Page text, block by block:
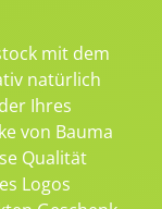
mit dem
natürlich
Ihres
von Bauma
Qualität
Logos